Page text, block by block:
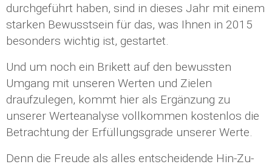
durchgeführt haben, sind in dieses Jahr mit einem
starken Bewusstsein für das, was Ihnen in 2015
besonders wichtig ist, gestartet.
Und um noch ein Brikett auf den bewussten
Umgang mit unseren Werten und Zielen
draufzulegen, kommt hier als Ergänzung zu
unserer Werteanalyse vollkommen kostenlos die
Betrachtung der Erfüllungsgrade unserer Werte.
Denn die Freude als alles entscheidende Hin-Zu-